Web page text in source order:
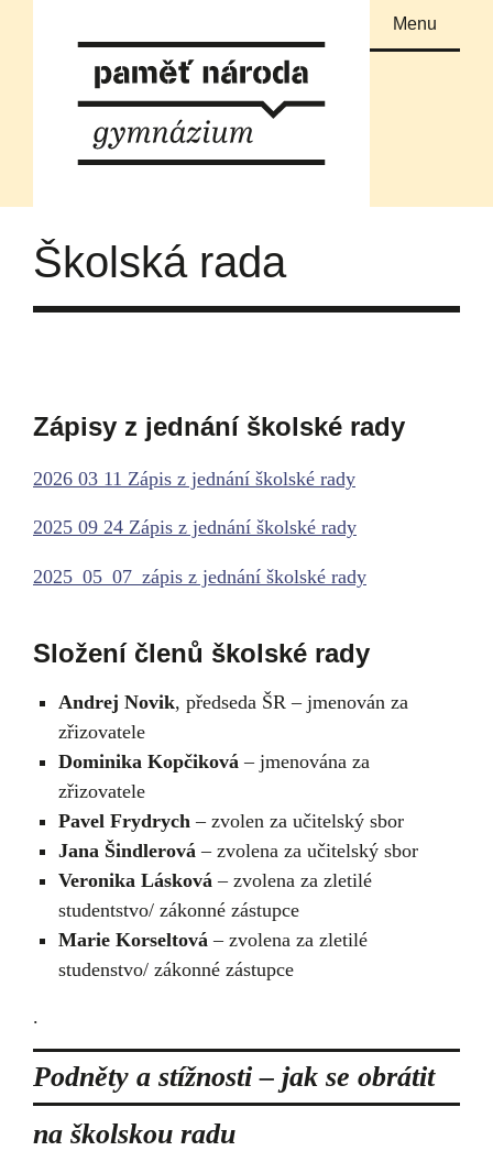
Menu
Školská rada
Zápisy z jednání školské rady
2026 03 11 Zápis z jednání školské rady
2025 09 24 Zápis z jednání školské rady
2025_05_07_zápis z jednání školské rady
Složení členů školské rady
Andrej Novik, předseda ŠR – jmenován za
zřizovatele
Dominika Kopčiková– jmenována za
zřizovatele
Pavel Frydrych– zvolen za učitelský sbor
Jana Šindlerová– zvolena za učitelský sbor
Veronika Lásková– zvolena za zletilé
studentstvo/ zákonné zástupce
Marie Korseltová– zvolena za zletilé
studenstvo/ zákonné zástupce
.
Podněty a stížnosti – jak se obrátit
na školskou radu